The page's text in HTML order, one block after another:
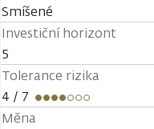
Smíšené
Investiční horizont
5
Tolerance rizika
4 / 7
Měna